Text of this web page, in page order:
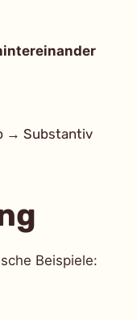
→ Substantiv
Beispiele: